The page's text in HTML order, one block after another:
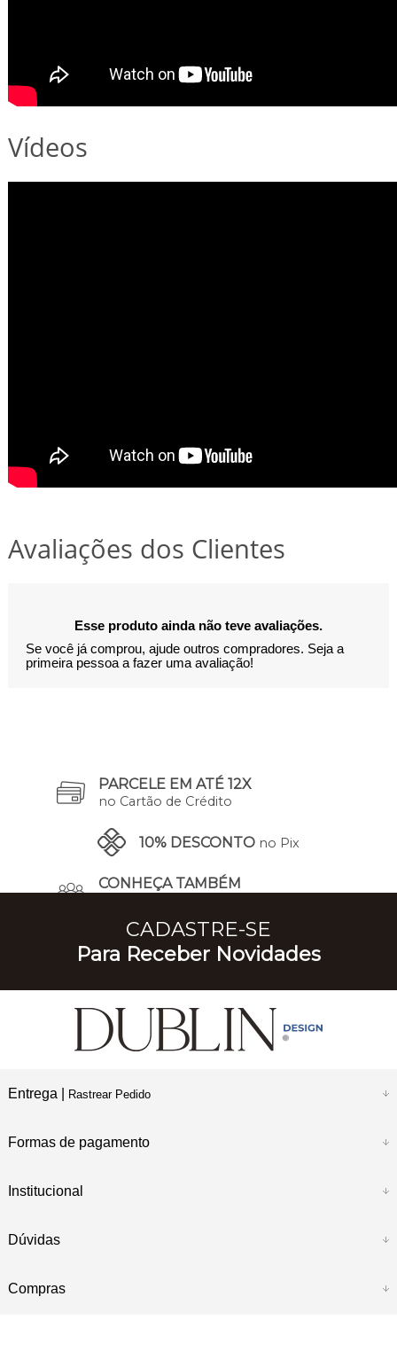
Vídeos
Avaliações dos Clientes
Esse produto ainda não teve avaliações.
Se você já comprou, ajude outros compradores. Seja a
primeira pessoa a fazer uma avaliação!
PARCELE EM ATÉ 12X
no Cartão de Crédito
10% DESCONTO no Pix
CONHEÇA TAMBÉM
CADASTRE-SE
Para Receber Novidades
Entrega | Rastrear Pedido
Formas de pagamento
Institucional
Dúvidas
Compras